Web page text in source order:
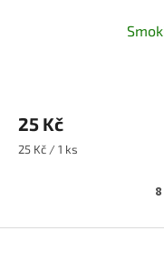
25 Kč
Měrná
25 Kč / 1 ks
8